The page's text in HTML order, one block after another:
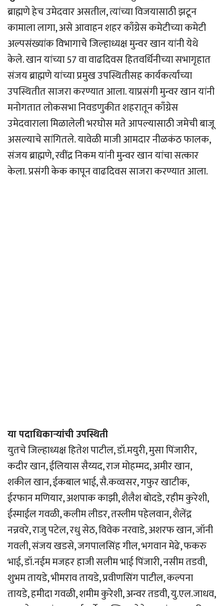
ब्राह्मणे हेच उमेदवार असतील, त्यांच्या विजयासाठी झटून
कामाला लागा, असे आवाहन शहर काँग्रेस कमेटीच्या कमेटी
अल्पसंख्यांक विभागाचे जिल्हाध्यक्ष मुन्वर खान यांनी येथे
केले. खान यांच्या 57 वा वाढदिवस हितवर्धिनीच्या सभागृहात
संजय ब्राह्मणे यांच्या प्रमुख उपस्थितीसह कार्यकर्त्यांच्या
उपस्थितीत साजरा करण्यात आला. याप्रसंगी मुन्वर खान यांनी
मनोगतात लोकसभा निवडणुकीत शहरातून काँग्रेस
उमेदवाराला मिळालेली भरघोस मते आपल्यासाठी जमेची बाजू
असल्याचे सांगितले. यावेळी माजी आमदार नीळकंठ फालक,
संजय ब्राह्मणे, रवींद्र निकम यांनी मुन्वर खान यांचा सत्कार
केला. प्रसंगी केक कापून वाढदिवस साजरा करण्यात आला.
या पदाधिकार्‍यांची उपस्थिती
युतचे जिल्हाध्यक्ष हितेश पाटील, डॉ.मयुरी, मुसा पिंजारीर,
कदीर खान, ईलियास सैय्यद, राज मोहम्मद, अमीर खान,
शकील खान, ईकबाल भाई, सै.कव्वसर, गफुर खाटीक,
ईरफान मणियार, अशपाक काझी, शैलैश बोदडे, रहीम कुरेशी,
ईस्माईल गवळी, कलीम लीडर, तस्लीम पहेलवान, शैलेंद्र
नन्नवरे, राजु पटेल, रधु सेठ, विवेक नरवाडे, अशरफ खान, जॉनी
गवली, संजय खडसे, जगपालसिंह गील, भगवान मेढे, फकरु
भाई, डॉ.नईम मजहर हाजी सलीम भाई पिंजारी, नसीम तडवी,
शुभम तायडे, भीमराव तायडे, प्रवीणसिंग पाटील, कल्पना
तायडे, हमीदा गवळी, शमीम कुरेशी, अन्वर तडवी, यु.एल.जाधव,